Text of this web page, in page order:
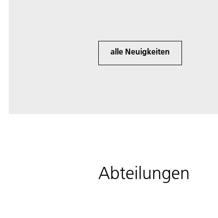
alle Neuigkeiten
Abteilungen